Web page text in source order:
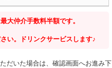
大仲介手数料半額です。
い。ドリンクサービスします♪
だいた場合は、確認画面へお進み下